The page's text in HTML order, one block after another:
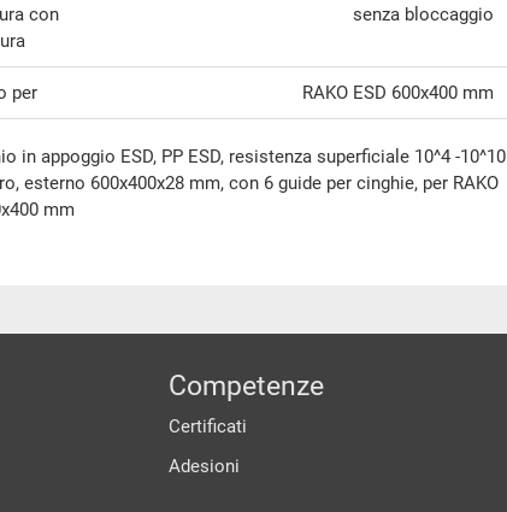
con
senza bloccaggio
per RAKO ESD 600x400 mm
in appoggio ESD, PP ESD, resistenza superficiale 10^4 -10^10
esterno 600x400x28 mm, con 6 guide per cinghie, per RAKO
mm
Competenze
Certificati
Adesioni